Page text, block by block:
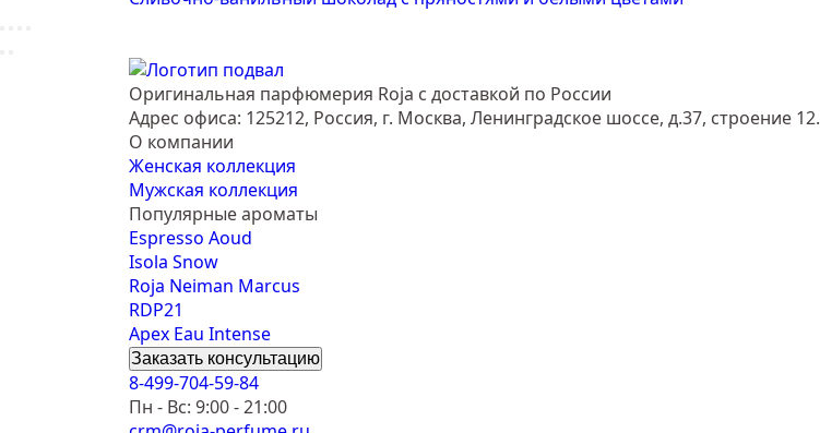
Оригинальная парфюмерия Roja с доставкой по России
Адрес офиса: 125212, Россия, г. Москва, Ленинградское шоссе, д.37, строение 12.
О компании
Женская коллекция
Мужская коллекция
Популярные ароматы
Espresso Aoud
Isola Snow
Roja Neiman Marcus
RDP21
Apex Eau Intense
Заказать консультацию
8-499-704-59-84
Пн - Вс: 9:00 - 21:00